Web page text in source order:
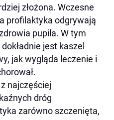
zaraźliwy dla kota?
u psa
kenelowy?
kenelowy u psa?
groźny?
złożona. Wczesne
profilaktyka odgrywają
pupila. W tym
jest kaszel
jak wygląda leczenie i
najczęściej
dróg
zarówno szczenięta,